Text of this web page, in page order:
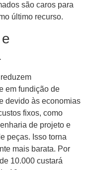
são caros para
último recurso.
em fundição de
devido às economias
fixos, como
de projeto e
peças. Isso torna
mais barata. Por
10.000 custará